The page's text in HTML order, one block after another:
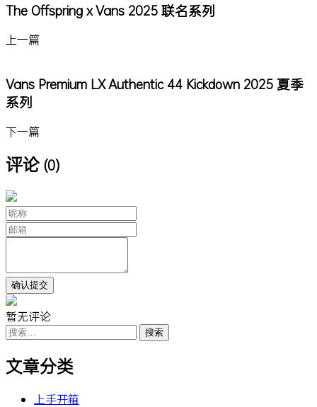
The Offspring x Vans 2025 联名系列
上一篇
Vans Premium LX Authentic 44 Kickdown 2025 夏季
系列
下一篇
评论 (0)
暂无评论
搜
索：
文章分类
上手开箱